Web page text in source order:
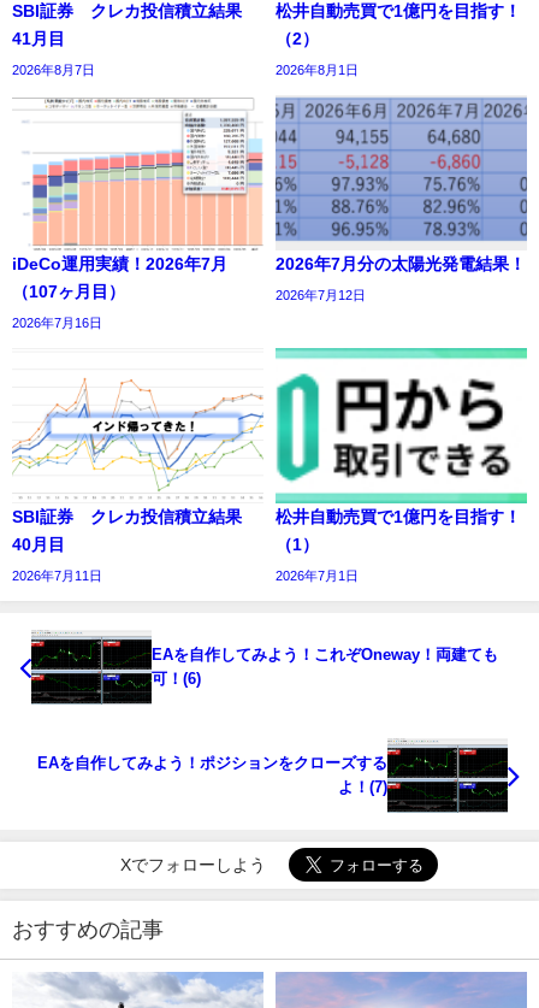
SBI証券 クレカ投信積立結果
41月目
2026年8月7日
松井自動売買で1億円を目指す！
（2）
2026年8月1日
iDeCo運用実績！2026年7月
（107ヶ月目）
2026年7月16日
2026年7月分の太陽光発電結果！
2026年7月12日
SBI証券 クレカ投信積立結果
40月目
2026年7月11日
松井自動売買で1億円を目指す！
（1）
2026年7月1日
EAを自作してみよう！これぞOneway！両建ても
可！(6)
EAを自作してみよう！ポジションをクローズする
よ！(7)
Xでフォローしよう
おすすめの記事